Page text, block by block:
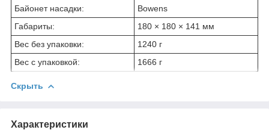
Байонет насадки:
Bowens
Габариты:
180 × 180 × 141 мм
Вес без упаковки:
1240 г
Вес с упаковкой:
1666 г
Скрыть
Характеристики